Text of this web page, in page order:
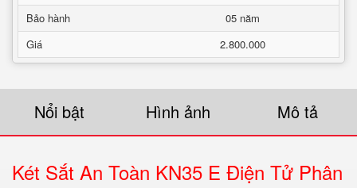
Bảo hành
05 năm
Giá
2.800.000
Nổi bật Hình ảnh Mô tả
Két Sắt An Toàn KN35 E Điện Tử Phân